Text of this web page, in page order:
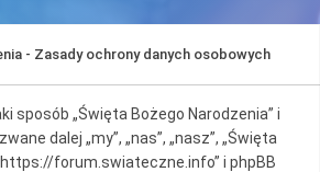
- Zasady ochrony danych osobowych
sposób „Święta Bożego Narodzenia” i
dalej „my”, „nas”, „nasz”, „Święta
forum.swiateczne.info” i phpBB